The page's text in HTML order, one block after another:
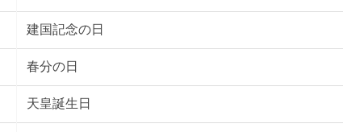
建国記念の日
春分の日
天皇誕生日